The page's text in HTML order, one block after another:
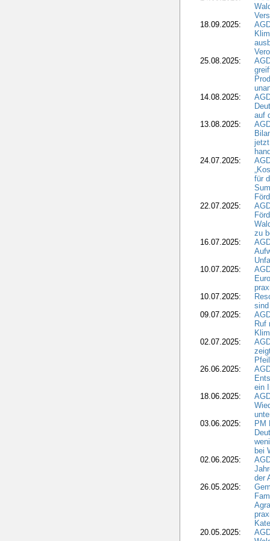
18.09.2025:
25.08.2025:
14.08.2025:
auf
13.08.2025:
24.07.2025:
für
22.07.2025:
zu
16.07.2025:
10.07.2025:
10.07.2025:
09.07.2025:
Ruf
02.07.2025:
26.06.2025:
ein
18.06.2025:
03.06.2025:
PM
bei
02.06.2025:
der
26.05.2025:
20.05.2025: